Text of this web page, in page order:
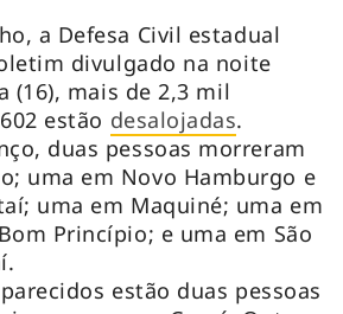
a Defesa Civil estadual
divulgado na noite
(16), mais de 2,3 mil
estão desalojadas.
duas pessoas morreram
uma em Novo Hamburgo e
uma em Maquiné; uma em
Princípio; e uma em São
estão duas pessoas